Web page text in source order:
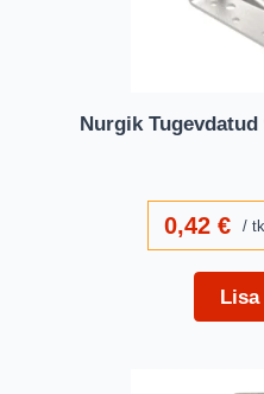
Nurgik Tugevdatud
0,42€ tk